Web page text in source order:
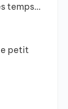
temps…
petit